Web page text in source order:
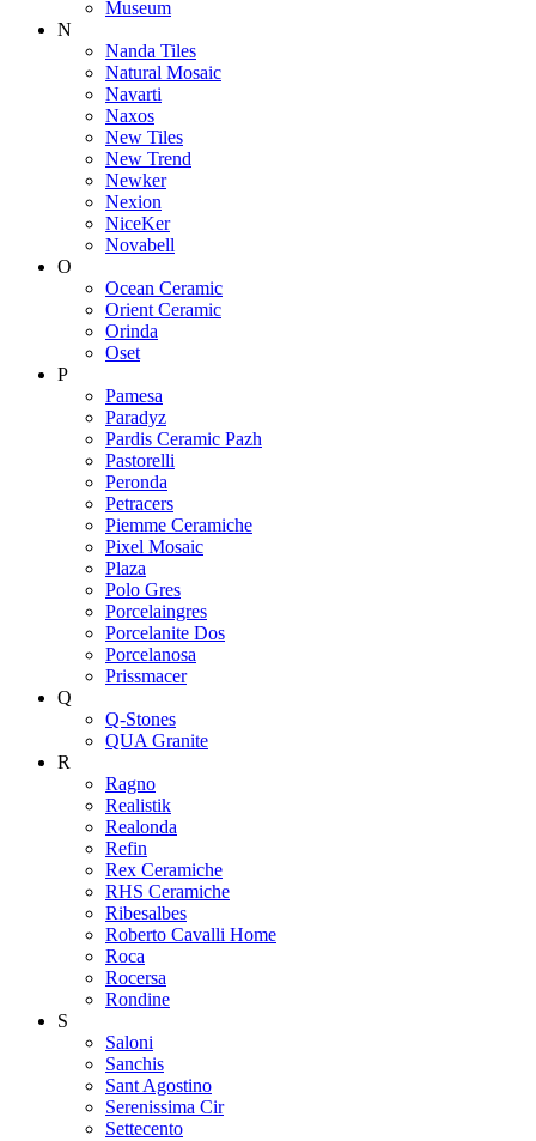
Museum
N
Nanda Tiles
Natural Mosaic
Navarti
Naxos
New Tiles
New Trend
Newker
Nexion
NiceKer
Novabell
O
Ocean Ceramic
Orient Ceramic
Orinda
Oset
P
Pamesa
Paradyz
Pardis Ceramic Pazh
Pastorelli
Peronda
Petracers
Piemme Ceramiche
Pixel Mosaic
Plaza
Polo Gres
Porcelaingres
Porcelanite Dos
Porcelanosa
Prissmacer
Q
Q-Stones
QUA Granite
R
Ragno
Realistik
Realonda
Refin
Rex Ceramiche
RHS Ceramiche
Ribesalbes
Roberto Cavalli Home
Roca
Rocersa
Rondine
S
Saloni
Sanchis
Sant Agostino
Serenissima Cir
Settecento